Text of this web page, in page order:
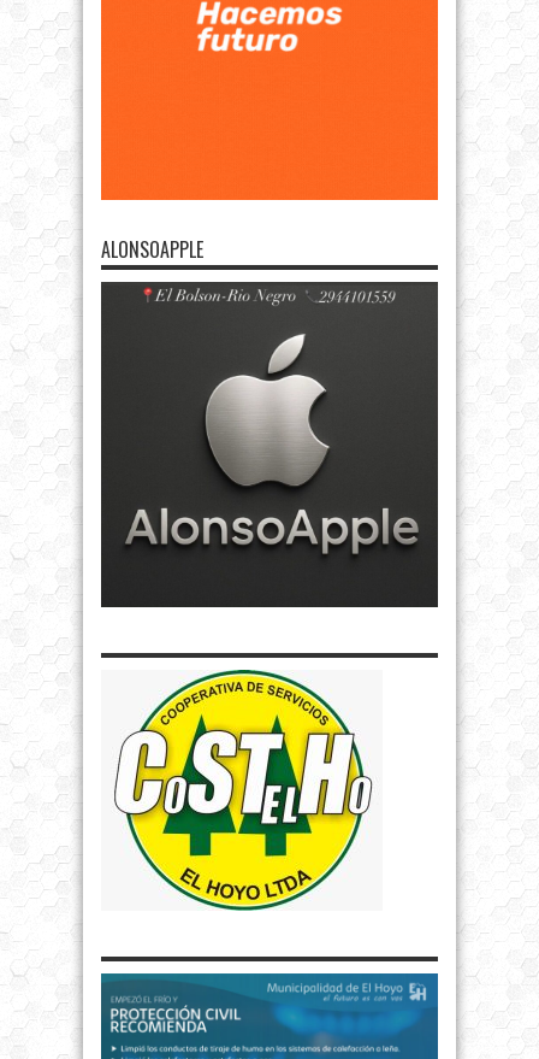
ALONSOAPPLE